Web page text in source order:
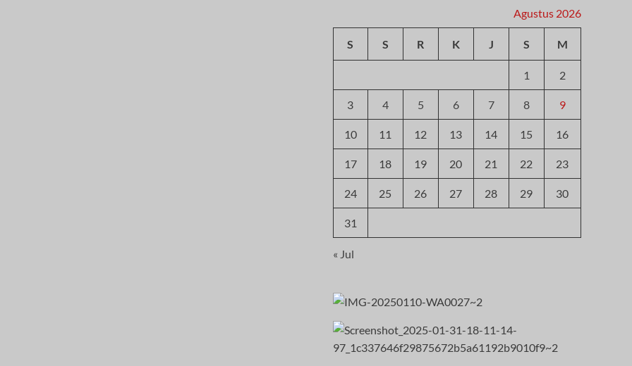
Agustus 2026
S S R K J S M
1 2
3 4 5 6 7 8 9
10 11 12 13 14 15 16
17 18 19 20 21 22 23
24 25 26 27 28 29 30
31
« Jul